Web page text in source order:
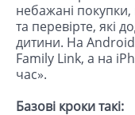
небажані покупки,
та перевірте, які
дитини. На
Family Link, а на
час».
Базові кроки такі: